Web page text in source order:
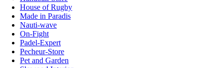
House of Rugby
Made in Paradis
Nauti-wave
On-Fight
Padel-Expert
Pecheur-Store
Pet and Garden